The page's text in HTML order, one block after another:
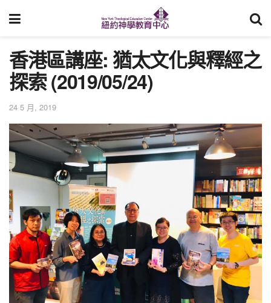
香港區講座: 猶太文化與釋經之
探索 (2019/05/24)
24 5 月, 2019